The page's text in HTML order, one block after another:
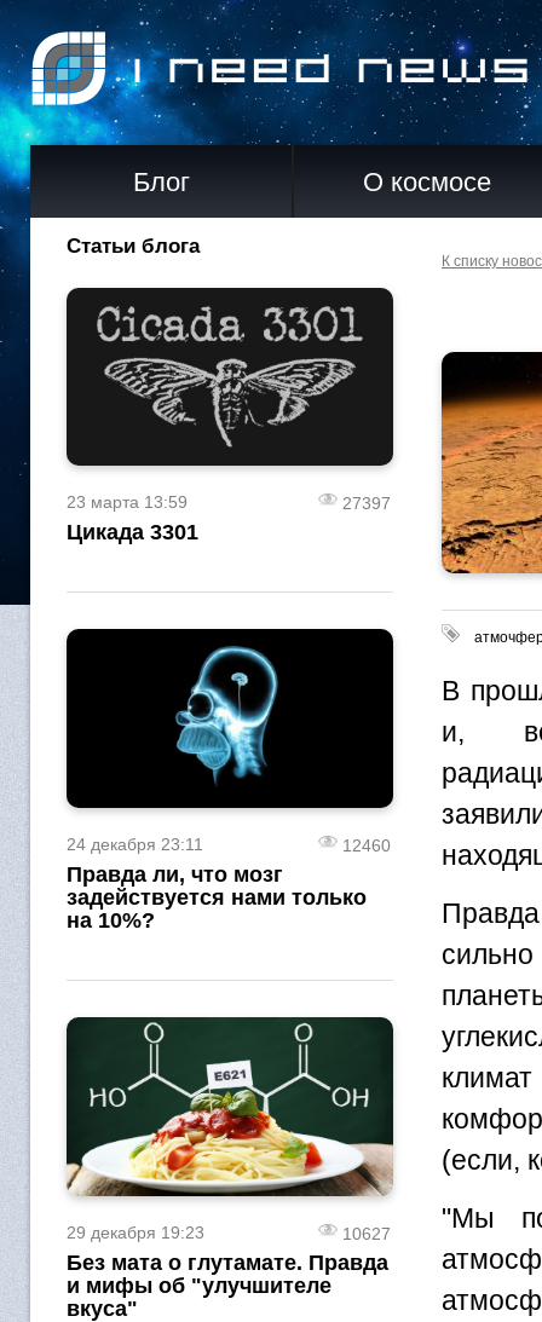
Блог О космосе
Статьи блога
23 марта 13:59 27397
Цикада 3301
24 декабря 23:11 12460
Правда ли, что мозг
задействуется нами только
на 10%?
29 декабря 19:23 10627
Без мата о глутамате. Правда
и мифы об "улучшителе
вкуса"
К списку
В
и,
климат
(если,
"Мы